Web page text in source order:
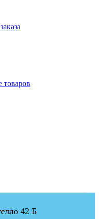
товаров
42 Б